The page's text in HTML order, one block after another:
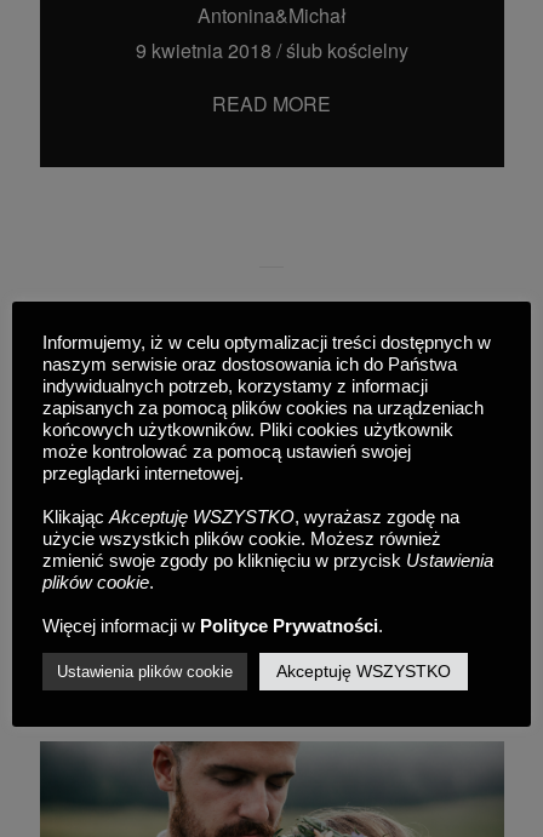
Antonina&Michał
9 kwietnia 2018 /ślub kościelny
READ MORE
SOCIAL MEDIA
©Wojciech Krysiak
Kraków - POLAND
0048 728-816-668
hello@dearhunter.pl
Spotkajmy się na INST.:
@dearhunter_weddings
Informujemy, iż w celu optymalizacji treści dostępnych w
naszym serwisie oraz dostosowania ich do Państwa
indywidualnych potrzeb, korzystamy z informacji
zapisanych za pomocą plików cookies na urządzeniach
końcowych użytkowników. Pliki cookies użytkownik
może kontrolować za pomocą ustawień swojej
przeglądarki internetowej.
Klikając Akceptuję WSZYSTKO, wyrażasz zgodę na
użycie wszystkich plików cookie. Możesz również
zmienić swoje zgody po kliknięciu w przycisk Ustawienia
plików cookie.
Więcej informacji w Polityce Prywatności.
Ustawienia plików cookie Akceptuję WSZYSTKO